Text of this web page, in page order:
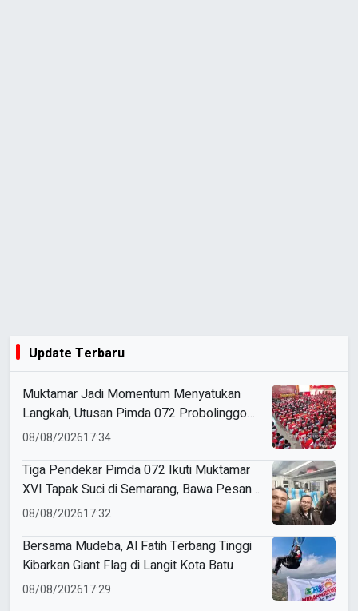
Update Terbaru
Muktamar Jadi Momentum Menyatukan
Langkah, Utusan Pimda 072 Probolinggo
Bawa Harapan untuk Tapak Suci
08/08/202617:34
Tiga Pendekar Pimda 072 Ikuti Muktamar
XVI Tapak Suci di Semarang, Bawa Pesan
Penguatan Kaderisasi
08/08/202617:32
Bersama Mudeba, Al Fatih Terbang Tinggi
Kibarkan Giant Flag di Langit Kota Batu
08/08/202617:29